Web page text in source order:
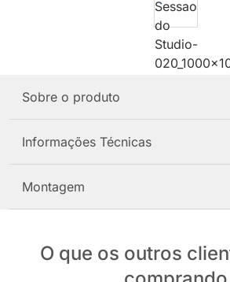
Sobre o produto
Informações Técnicas
Montagem
O que os outros